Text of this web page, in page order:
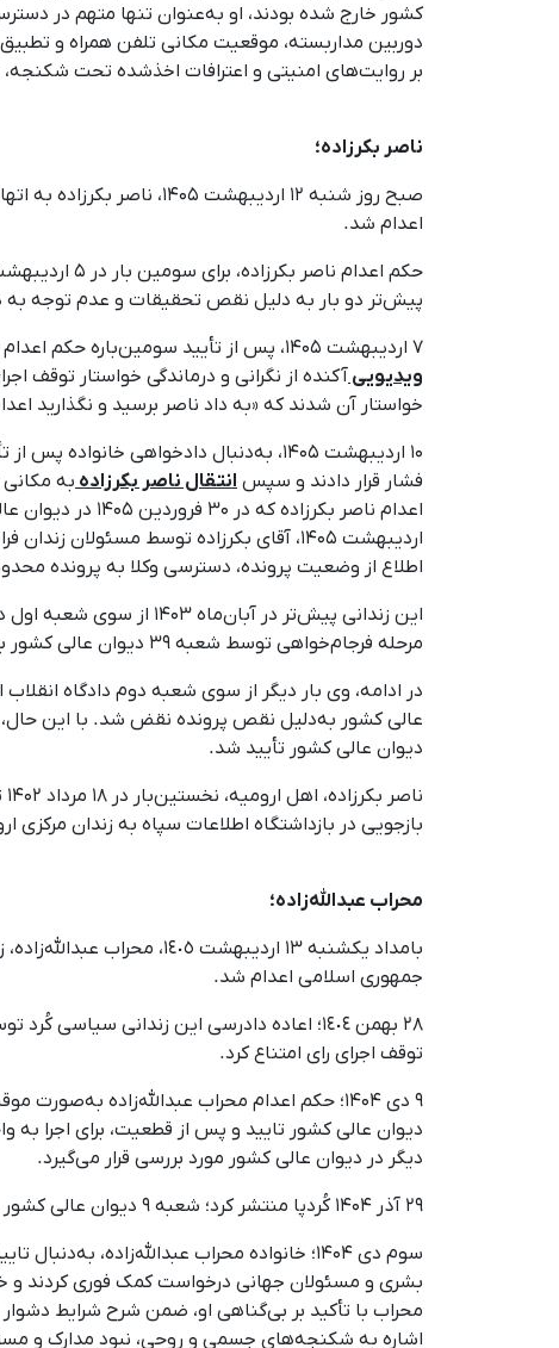
کشور خارج شده بودند، او به‌عنوان تنها متهم در
دوربین مداربسته، موقعیت مکانی تلفن همراه و
بر روایت‌های امنیتی و اعترافات اخذشده تحت شکنجه،
ناصر بکرزاده؛
صبح روز شنبه ۱۲
اعدام شد.
حکم اعدام ناصر بکرزاده، برای سومین بار در ۵ اردیبهشت ۱۴۰۵
پیش‌تر دو بار به دلیل نقص تحقیقات و عدم توجه به
۷ اردیبهشت ۱۴۰۵، پس از تأیید سومین‌باره حکم اعدام ناصر بکرزاده، زندانی سیاسی کُرد محبوس در زندان مرکزی ارومیه، در دیوان عالی کشور، پدر و مادر او
ویدیویی آکنده از نگرانی و درماندگی خواستار توقف
خواستار آن شدند که «به داد ناصر برسید و نگذارید
۱۰ اردیبهشت ۱۴۰۵، به‌دنبال دادخواهی
فشار قرار دادند و سپس انتقال ناصر بکرزاده به
اردیبهشت ۱۴۰۵، آقای بکرزاده توسط
اطلاع از وضعیت پرونده، دسترسی وکلا به پرونده
مرحله فرجام‌خواهی توسط شعبه ۳۹ دیوان عالی کشور به‌دلیل نقص تحقیقات و عدم توجه به دلایل بی‌گناهی نقض و برای رسیدگی مجدد به دادگاه هم‌عرض ارجاع شد.
دیوان عالی کشور تأیید شد.
بازجویی در بازداشتگاه اطلاعات سپاه به زندان مرکزی
محراب عبدالله‌زاده؛
بامداد یکشنبه ١٣
جمهوری اسلامی اعدام شد.
٢٨ بهمن ١٤٠٤؛ اعاده دادرسی این زندانی سیاسی کُرد توسط شعبه ٣٩ دیوان عالی کشور
توقف اجرای رای امتناع کرد.
دیوان عالی کشور تایید و پس از قطعیت، برای اجرا به
دیگر در دیوان عالی کشور مورد بررسی قرار می‌گیرد.
۲۹ آذر ۱۴۰۴ کُردپا منتشر کرد؛ شعبه ۹ دیوان عالی کشور حکم اعدام محراب عبدالله‌زاده را که در زندان مرکزی ارومیه به سر می‌برد،
سوم دی ۱۴۰۴؛ خانواده محراب عبدالله‌زاده، به‌دنبال تایید حکم اعدام او در دیوان عالی کشور و خطر جدی اجرای حکم فرزندشان با
بشری و مسئولان جهانی درخواست کمک فوری کردند و
محراب با تأکید بر بی‌گناهی او، ضمن شرح شرایط
اشاره به شکنجه‌های جسمی و روحی، نبود مدارک و